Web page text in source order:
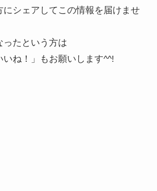
にシェアしてこの情報を届けませ
ったという方は
いね！」もお願いします^^!